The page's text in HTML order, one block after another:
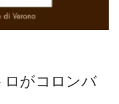
ロがコロンバ